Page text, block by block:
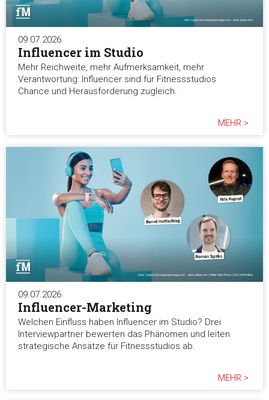
09.07.2026
Influencer im Studio
Mehr Reichweite, mehr Aufmerksamkeit, mehr
Verantwortung: Influencer sind für Fitnessstudios
Chance und Herausforderung zugleich.
MEHR >
09.07.2026
Influencer-Marketing
Welchen Einfluss haben Influencer im Studio? Drei
Interviewpartner bewerten das Phänomen und leiten
strategische Ansätze für Fitnessstudios ab.
MEHR >